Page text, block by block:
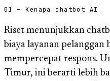
01 — Kenapa chatbot AI
Riset menunjukkan
biaya layanan pelanggan
mempercepat respons.
Timur, ini berarti lebih